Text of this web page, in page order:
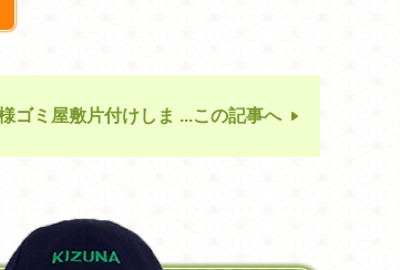
ゴミ屋敷片付けしま ...この記事へ